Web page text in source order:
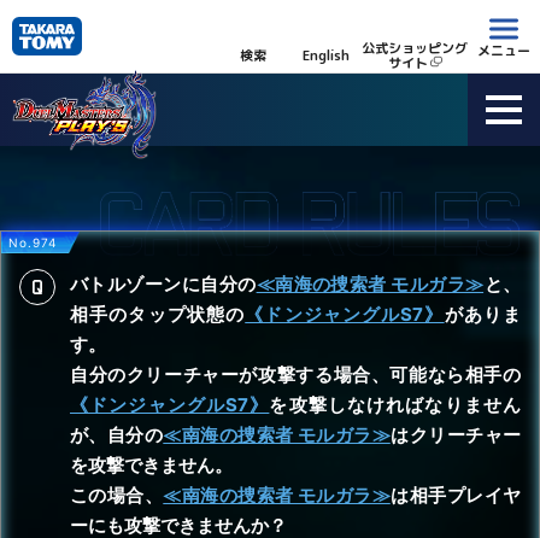
検索 English 公式ショッピング
サイト
メニュー
No.974
バトルゾーンに自分の≪南海の捜索者 モルガラ≫と、
相手のタップ状態の 《ドンジャングルS7》 がありま
す。
自分のクリーチャーが攻撃する場合、可能なら相手の
《ドンジャングルS7》 を攻撃しなければなりません
が、自分の≪南海の捜索者 モルガラ≫はクリーチャー
を攻撃できません。
この場合、≪南海の捜索者 モルガラ≫は相手プレイヤ
ーにも攻撃できませんか？